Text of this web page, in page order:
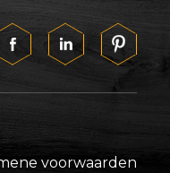
voorwaarden